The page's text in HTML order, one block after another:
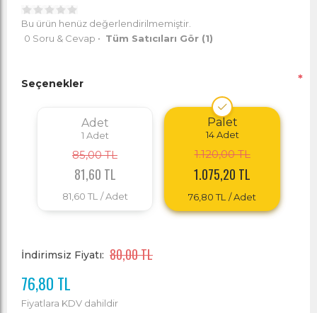
Bu ürün henüz değerlendirilmemiştir.
0 Soru & Cevap • Tüm Satıcıları Gör (1)
Seçenekler *
Adet
1 Adet
85,00 TL
81,60 TL
81,60 TL / Adet
Palet
14 Adet
1.120,00 TL
1.075,20 TL
76,80 TL / Adet
İndirimsiz Fiyatı: 80,00 TL
76,80 TL
Fiyatlara KDV dahildir